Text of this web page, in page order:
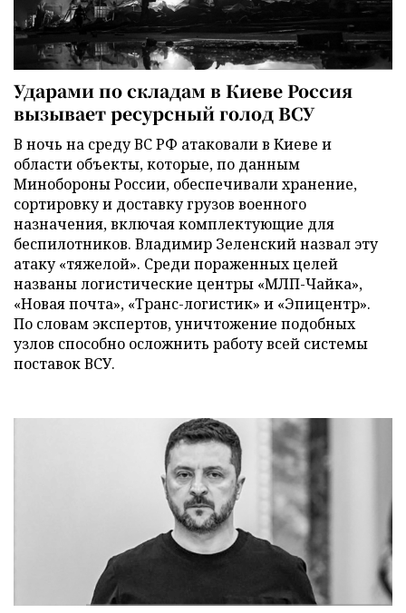
Ударами по складам в Киеве Россия
вызывает ресурсный голод ВСУ
В ночь на среду ВС РФ атаковали в Киеве и
области объекты, которые, по данным
Минобороны России, обеспечивали хранение,
сортировку и доставку грузов военного
назначения, включая комплектующие для
беспилотников. Владимир Зеленский назвал эту
атаку «тяжелой». Среди пораженных целей
названы логистические центры «МЛП-Чайка»,
«Новая почта», «Транс-логистик» и «Эпицентр».
По словам экспертов, уничтожение подобных
узлов способно осложнить работу всей системы
поставок ВСУ.